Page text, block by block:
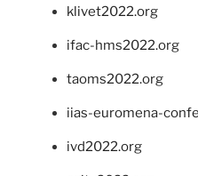
klivet2022.org
ifac-hms2022.org
taoms2022.org
iias-euromena-
ivd2022.org